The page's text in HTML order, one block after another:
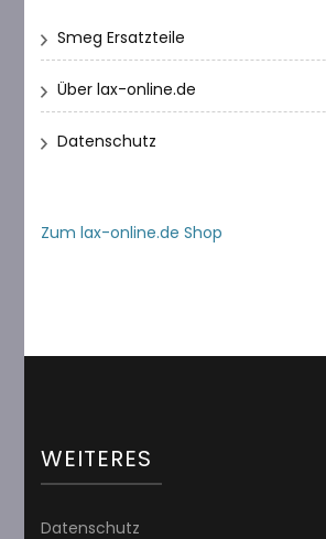
Smeg Ersatzteile
Über lax-online.de
Datenschutz
Zum lax-online.de Shop
WEITERES
Datenschutz